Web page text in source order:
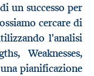
un successo per
cercare di
l'analisi
Weaknesses,
pianificazione